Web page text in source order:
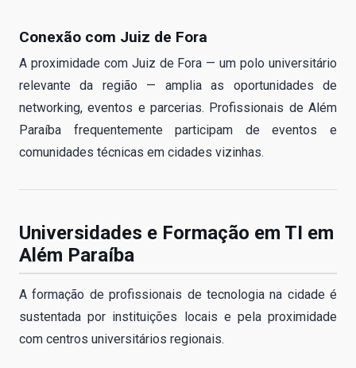
Conexão com Juiz de Fora
A proximidade com Juiz de Fora — um polo universitário
relevante da região — amplia as oportunidades de
networking, eventos e parcerias. Profissionais de Além
Paraíba frequentemente participam de eventos e
comunidades técnicas em cidades vizinhas.
Universidades e Formação em TI em
Além Paraíba
A formação de profissionais de tecnologia na cidade é
sustentada por instituições locais e pela proximidade
com centros universitários regionais.